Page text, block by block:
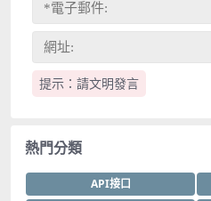
提示：請文明發言
熱門分類
API接口